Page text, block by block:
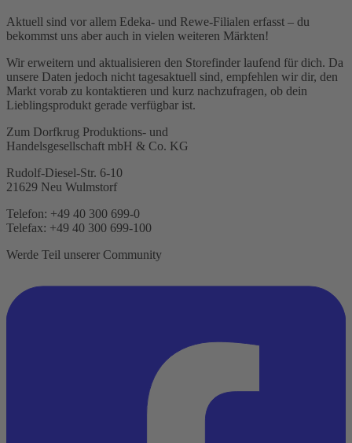
Aktuell sind vor allem Edeka- und Rewe-Filialen erfasst – du
bekommst uns aber auch in vielen weiteren Märkten!
Wir erweitern und aktualisieren den Storefinder laufend für dich. Da
unsere Daten jedoch nicht tagesaktuell sind, empfehlen wir dir, den
Markt vorab zu kontaktieren und kurz nachzufragen, ob dein
Lieblingsprodukt gerade verfügbar ist.
Zum Dorfkrug Produktions- und
Handelsgesellschaft mbH & Co. KG
Rudolf-Diesel-Str. 6-10
21629 Neu Wulmstorf
Telefon: +49 40 300 699-0
Telefax: +49 40 300 699-100
Werde Teil unserer Community